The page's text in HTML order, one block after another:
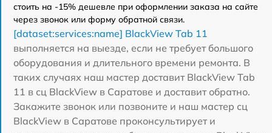
стоить на -15% дешевле при оформлении заказа на сайте
через звонок или форму обратной связи.
[dataset:services:name] BlackView Tab 11
выполняется на выезде, если не требует большого
оборудования и длительного времени ремонта. В
таких случаях наш мастер доставит BlackView Tab
11 в сц BlackView в Саратове и доставит обратно.
Закажите звонок или позвоните и наш мастер сц
BlackView в Саратове проконсультирует и